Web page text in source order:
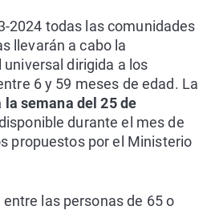
2024 todas las comunidades
llevarán a cabo la
dirigida a los
6 y 59 meses de edad. La
semana del 25 de
durante el mes de
propuestos por el Ministerio
entre las personas de 65 o